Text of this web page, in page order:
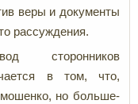
веры и документы
рассуждения.
сторонников
в том, что,
но больше-